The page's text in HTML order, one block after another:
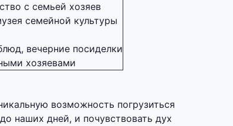
с семьей хозяев
семейной культуры
вечерние посиделки
хозяевами
возможность погрузиться
наших дней, и почувствовать дух